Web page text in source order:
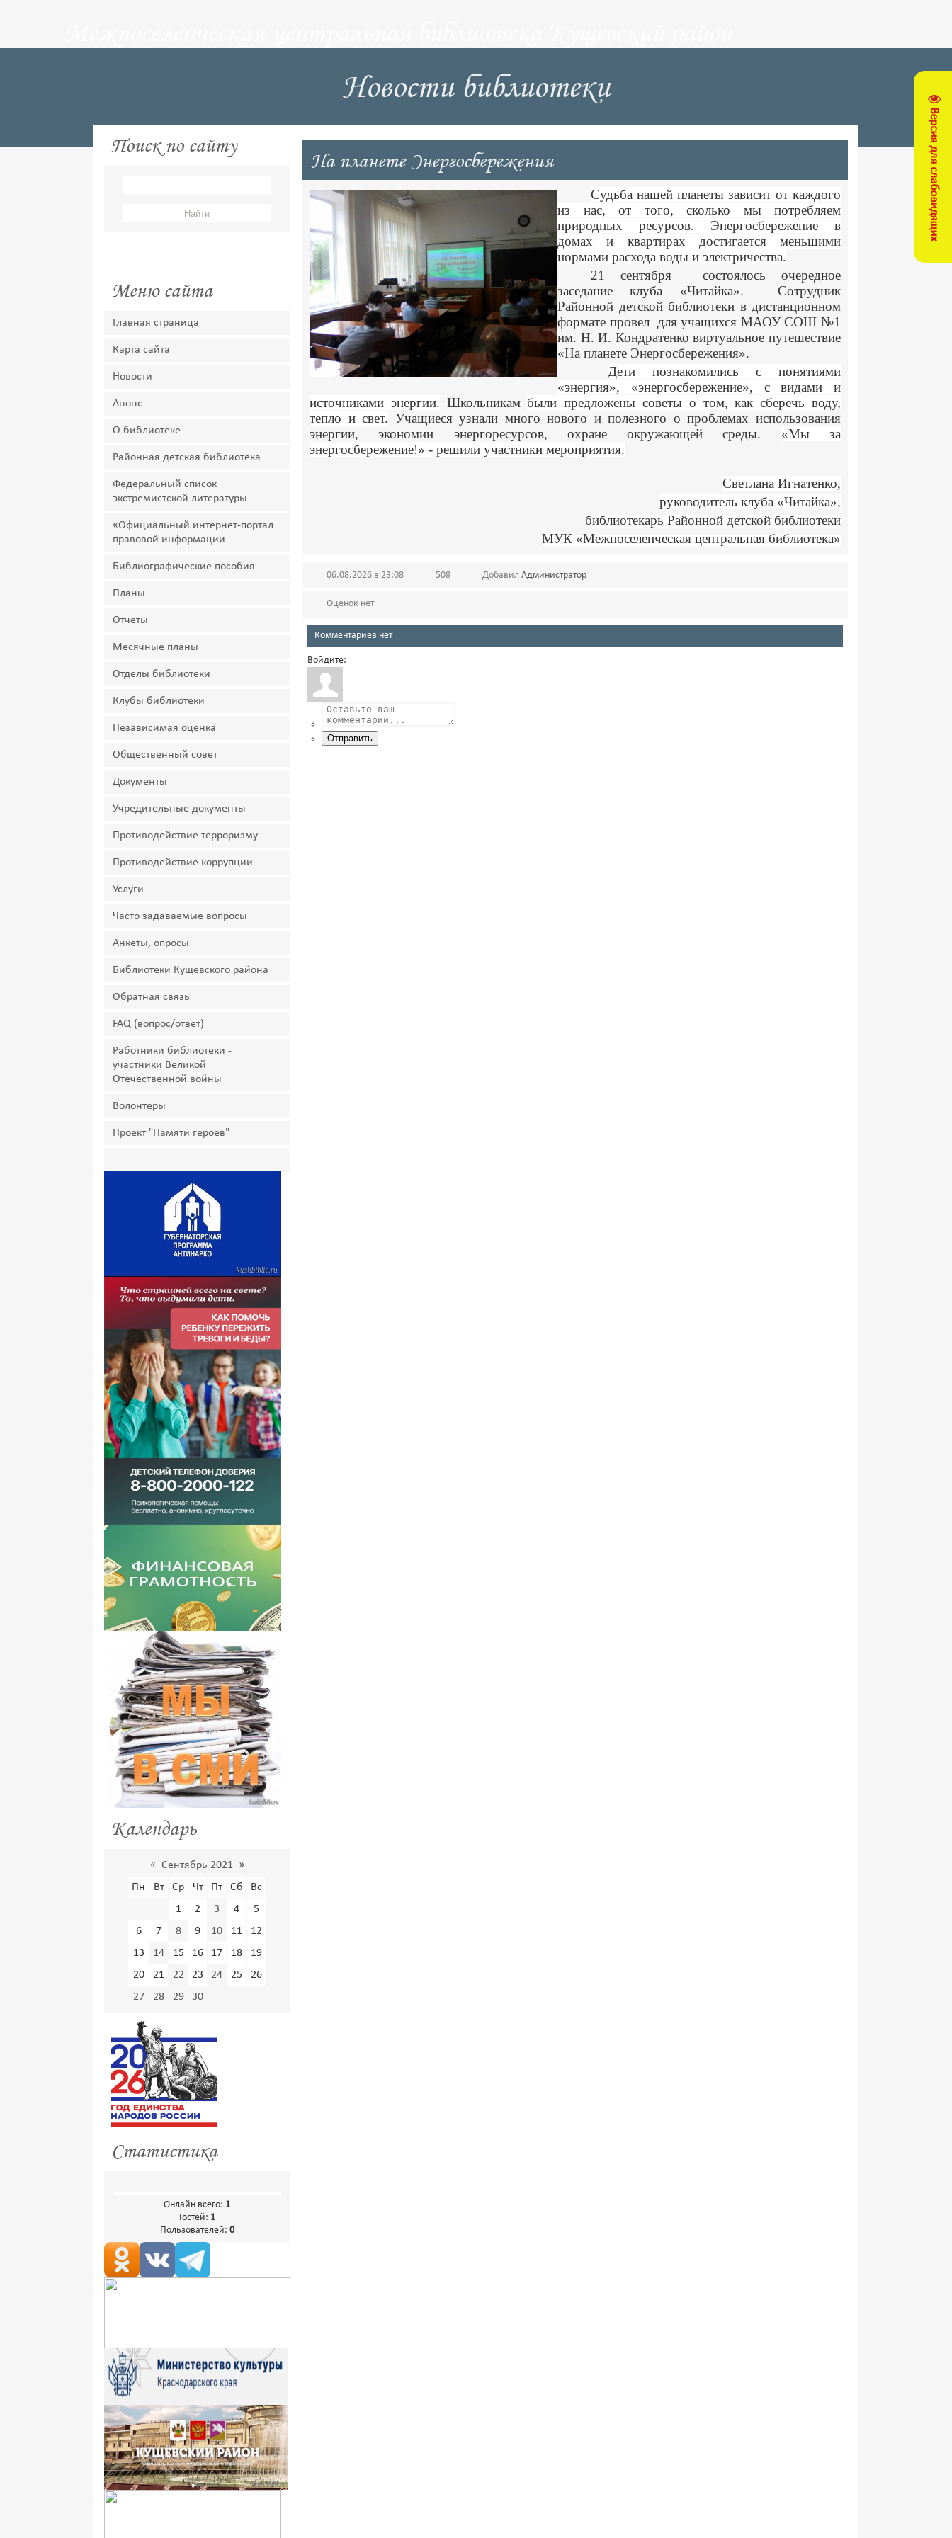
Версия для слабовидящих
Новости библиотеки
Поиск по сайту
Меню сайта
Главная страница
Карта сайта
Новости
Анонс
О библиотеке
Районная детская библиотека
Федеральный список
экстремистской литературы
«Официальный интернет-портал
правовой информации
Библиографические пособия
Планы
Отчеты
Месячные планы
Отделы библиотеки
Клубы библиотеки
Независимая оценка
Общественный совет
Документы
Учредительные документы
Противодействие терроризму
Противодействие коррупции
Услуги
Часто задаваемые вопросы
Анкеты, опросы
Библиотеки Кущевского района
Обратная связь
FAQ (вопрос/ответ)
Работники библиотеки -
участники Великой
Отечественной войны
Волонтеры
Проект "Памяти героев"
Календарь
« Сентябрь 2021 »
Пн
Вт Ср Чт Пт Сб
Вс
1
2 3 4
5
6
7 8 9 10 11
12
13
14 15 16 17 18
19
20
21 22 23 24 25
26
27
28 29 30
Статистика
Онлайн всего: 1
Гостей: 1
Пользователей: 0
На планете Энергосбережения
Судьба нашей планеты зависит от каждого
из нас, от того, сколько мы потребляем
природных ресурсов. Энергосбережение в
домах и квартирах достигается меньшими
нормами расхода воды и электричества.
21 сентября состоялось очередное
заседание клуба «Читайка». Сотрудник
Районной детской библиотеки в дистанционном
формате провел для учащихся МАОУ СОШ №1
им. Н. И. Кондратенко виртуальное путешествие
«На планете Энергосбережения».
Дети познакомились с понятиями
«энергия», «энергосбережение», с видами и
источниками энергии. Школьникам были предложены советы о том, как сберечь воду,
тепло и свет. Учащиеся узнали много нового и полезного о проблемах использования
энергии, экономии энергоресурсов, охране окружающей среды. «Мы за
энергосбережение!» - решили участники мероприятия.
Светлана Игнатенко,
руководитель клуба «Читайка»,
библиотекарь Районной детской библиотеки
МУК «Межпоселенческая центральная библиотека»
06.08.2026 в 23:08 508 Добавил Администратор
Оценок нет
Комментариев нет
Войдите:
Отправить